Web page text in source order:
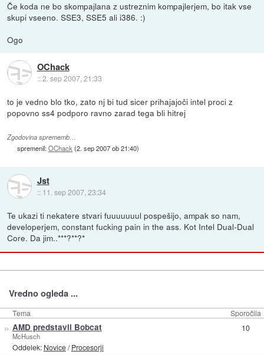
Če koda ne bo skompajlana z ustreznim kompajlerjem, bo itak vse
skupi vseeno. SSE3, SSE5 ali i386. :)
Ogo
OChack
::2. sep 2007, 21:33
to je vedno blo tko, zato nj bi tud sicer prihajajoči intel proci z
popovno ss4 podporo ravno zarad tega bli hitrej
Zgodovina sprememb…
spremenil:OChack(2. sep 2007 ob 21:40)
Jst
:: 11. sep 2007, 23:34
Te ukazi ti nekatere stvari fuuuuuuul pospešijo, ampak so nam,
developerjem, constant fucking pain in the ass. Kot Intel Dual-Dual
Core. Da jim..***?**?*
Vredno ogleda ...
Tema Sporočila
» AMD predstavil Bobcat
McHusch
Oddelek: Novice/Procesorji
10